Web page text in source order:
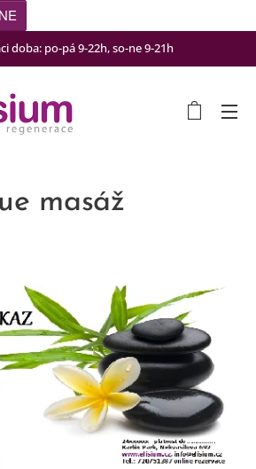
doba: po-pá 9-22h, so-ne 9-21h
masáž